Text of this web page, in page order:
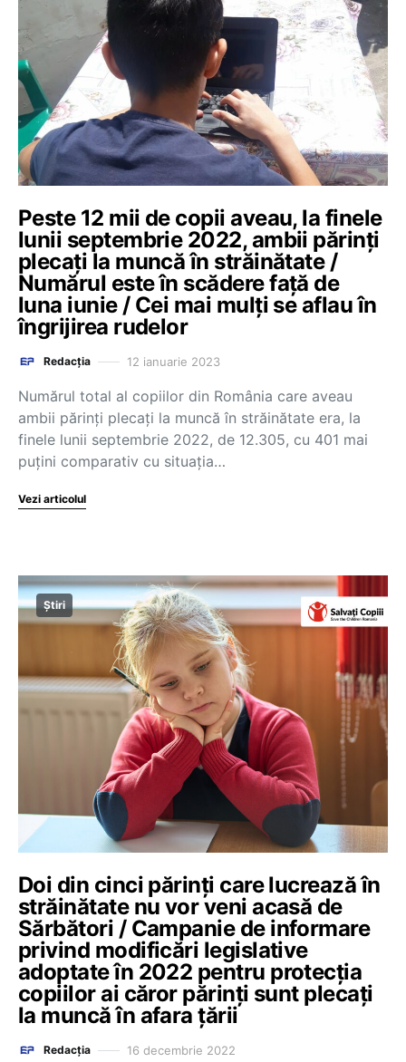
Peste 12 mii de copii aveau, la finele
lunii septembrie 2022, ambii părinți
plecați la muncă în străinătate /
Numărul este în scădere față de
luna iunie / Cei mai mulți se aflau în
îngrijirea rudelor
Redacția 12 ianuarie 2023
Numărul total al copiilor din România care aveau
ambii părinţi plecaţi la muncă în străinătate era, la
finele lunii septembrie 2022, de 12.305, cu 401 mai
puţini comparativ cu situaţia…
Vezi articolul
Știri
Doi din cinci părinți care lucrează în
străinătate nu vor veni acasă de
Sărbători / Campanie de informare
privind modificări legislative
adoptate în 2022 pentru protecţia
copiilor ai căror părinţi sunt plecaţi
la muncă în afara țării
Redacția 16 decembrie 2022